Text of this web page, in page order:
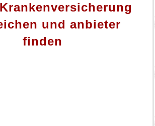
und anbieter
finden